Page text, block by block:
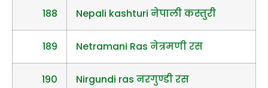
188 Nepali kashturi नेपाली कस्तुरी
189 Netramani Ras नेत्रमणी रस
190 Nirgundi ras नरगुण्डी रस